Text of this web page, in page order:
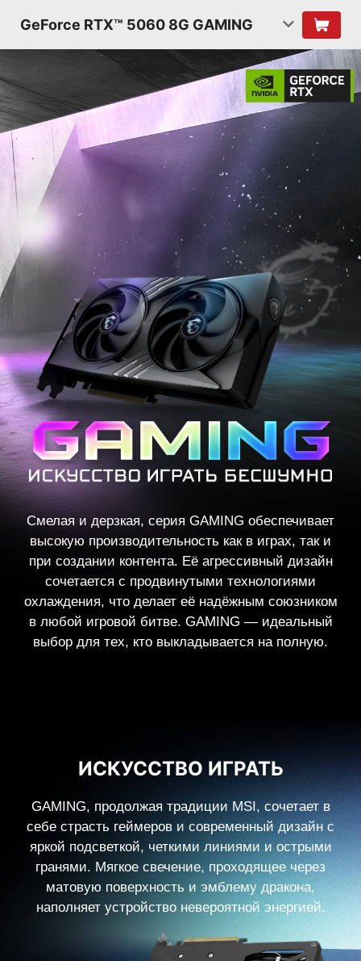
GeForce RTX™ 5060 8G GAMING
Смелая и дерзкая, серия GAMING обеспечивает
высокую производительность как в играх, так и
при создании контента. Её агрессивный дизайн
сочетается с продвинутыми технологиями
охлаждения, что делает её надёжным союзником
в любой игровой битве. GAMING — идеальный
выбор для тех, кто выкладывается на полную.
ИСКУССТВО ИГРАТЬ
GAMING, продолжая традиции MSI, сочетает в
себе страсть геймеров и современный дизайн с
яркой подсветкой, четкими линиями и острыми
гранями. Мягкое свечение, проходящее через
матовую поверхность и эмблему дракона,
наполняет устройство невероятной энергией.